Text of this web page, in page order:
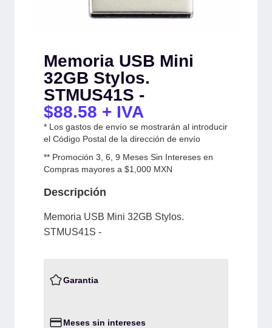
Memoria USB Mini
32GB Stylos.
STMUS41S -
$88.58 + IVA
* Los gastos de envío se mostrarán al introducir
el Código Postal de la dirección de envío
** Promoción 3, 6, 9 Meses Sin Intereses en
Compras mayores a $1,000 MXN
Descripción
Memoria USB Mini 32GB Stylos.
STMUS41S -
Garantia
Meses sin intereses